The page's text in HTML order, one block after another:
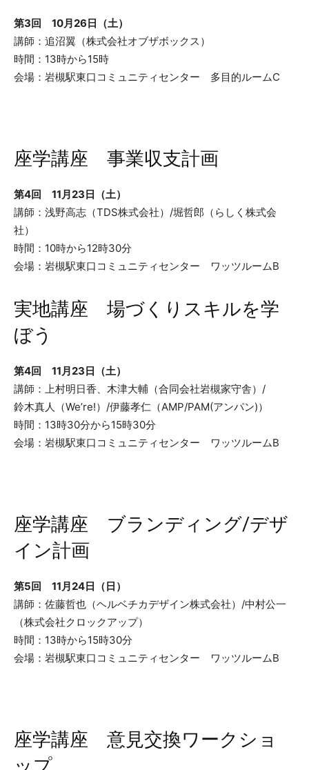
第3回 10月26日（土）
講師：追沼翼（株式会社オブザボックス）
時間：13時から15時
会場：岩槻駅東口コミュニティセンター 多目的ルームC
座学講座 事業収支計画
第4回 11月23日（土）
講師：浅野高志（TDS株式会社）/堀哲郎（らしく株式会
社）
時間：10時から12時30分
会場：岩槻駅東口コミュニティセンター ワッツルームB
実地講座 場づくりスキルを学
ぼう
第4回 11月23日（土）
講師：上村明日香、木津大輔（合同会社岩槻家守舎）/
鈴木真人（We’re!）/伊藤孝仁（AMP/PAM(アンパン)）
時間：13時30分から15時30分
会場：岩槻駅東口コミュニティセンター ワッツルームB
座学講座 ブランディング/デザ
イン計画
第5回 11月24日（日）
講師：佐藤哲也（ヘルベチカデザイン株式会社）/中村公一
（株式会社クロックアップ）
時間：13時から15時30分
会場：岩槻駅東口コミュニティセンター ワッツルームB
座学講座 意見交換ワークショ